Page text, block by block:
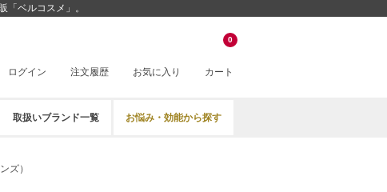
ベルコスメ」。
ログイン 注文履歴 お気に入り カート
0
取扱いブランド一覧 お悩み・効能から探す
ズ）